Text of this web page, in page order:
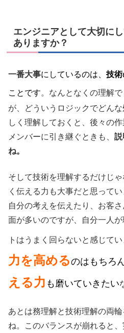
エンジニアとして大切に
ありますか？
一番大事にしているのは、 技
こと です。なんとなくの理解
が、どういうロジックでどん
しく理解しておくと、後々の
メンバーに引き継ぐときも、 説
ね。
そして技術を理解するだけじ
く伝える力も大事だと思って
自分の考えを伝えたり、お客
面が多いのですが、自分一人
トはうまく回らないと感じて
力を高めるのはもちろん
える力 も磨いていきたい
あとは務理解と技術理解の両
ね。このバランスが崩れると